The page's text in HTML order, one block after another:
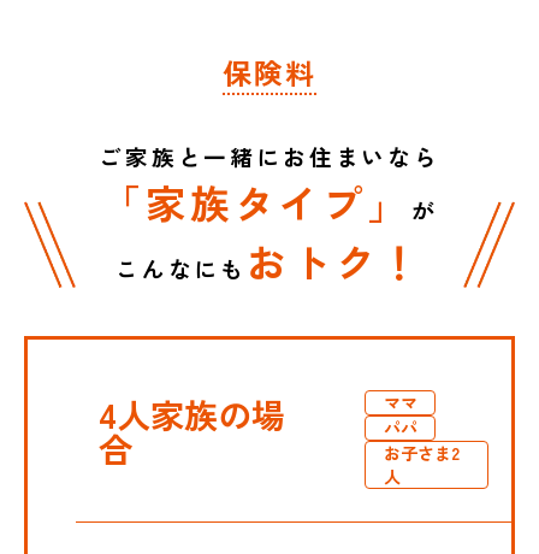
※｢入院一時金｣｢通院保険金｣はブロンズコースに
はセットされません。
保険料
ご家族と一緒にお住まいなら
「家族タイプ」
が
こんなにも おトク！
4人家族の場
合
ママ
パパ
お子さま2
人